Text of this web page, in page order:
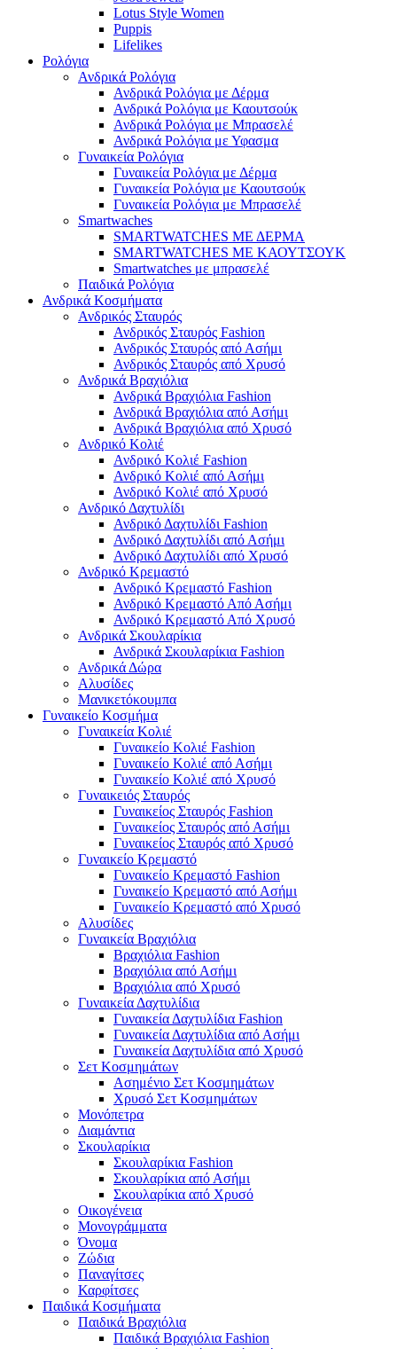
Lotus Style Women
Puppis
Lifelikes
Ρολόγια
Ανδρικά Ρολόγια
Ανδρικά Ρολόγια με Δέρμα
Ανδρικά Ρολόγια με Καουτσούκ
Ανδρικά Ρολόγια με Μπρασελέ
Ανδρικά Ρολόγια με Υφασμα
Γυναικεία Ρολόγια
Γυναικεία Ρολόγια με Δέρμα
Γυναικεία Ρολόγια με Καουτσούκ
Γυναικεία Ρολόγια με Μπρασελέ
Smartwaches
SMARTWATCHES ΜΕ ΔΕΡΜΑ
SMARTWATCHES ΜΕ ΚΑΟΥΤΣΟΥΚ
Smartwatches με μπρασελέ
Παιδικά Ρολόγια
Ανδρικά Κοσμήματα
Ανδρικός Σταυρός
Ανδρικός Σταυρός Fashion
Ανδρικός Σταυρός από Ασήμι
Ανδρικός Σταυρός από Χρυσό
Ανδρικά Βραχιόλια
Ανδρικά Βραχιόλια Fashion
Ανδρικά Βραχιόλια από Ασήμι
Ανδρικά Βραχιόλια από Χρυσό
Ανδρικό Κολιέ
Ανδρικό Κολιέ Fashion
Ανδρικό Κολιέ από Ασήμι
Ανδρικό Κολιέ από Χρυσό
Ανδρικό Δαχτυλίδι
Ανδρικό Δαχτυλίδι Fashion
Ανδρικό Δαχτυλίδι από Ασήμι
Ανδρικό Δαχτυλίδι από Χρυσό
Ανδρικό Κρεμαστό
Ανδρικό Κρεμαστό Fashion
Ανδρικό Κρεμαστό Από Ασήμι
Ανδρικό Κρεμαστό Από Χρυσό
Ανδρικά Σκουλαρίκια
Ανδρικά Σκουλαρίκια Fashion
Ανδρικά Δώρα
Αλυσίδες
Μανικετόκουμπα
Γυναικείο Κοσμήμα
Γυναικεία Κολιέ
Γυναικείο Κολιέ Fashion
Γυναικείο Κολιέ από Ασήμι
Γυναικείο Κολιέ από Χρυσό
Γυναικειός Σταυρός
Γυναικείος Σταυρός Fashion
Γυναικείος Σταυρός από Ασήμι
Γυναικείος Σταυρός από Χρυσό
Γυναικείο Κρεμαστό
Γυναικείο Κρεμαστό Fashion
Γυναικείο Κρεμαστό από Ασήμι
Γυναικείο Κρεμαστό από Χρυσό
Αλυσίδες
Γυναικεία Βραχιόλια
Βραχιόλια Fashion
Βραχιόλια από Ασήμι
Βραχιόλια από Χρυσό
Γυναικεία Δαχτυλίδια
Γυναικεία Δαχτυλίδια Fashion
Γυναικεία Δαχτυλίδια από Ασήμι
Γυναικεία Δαχτυλίδια από Χρυσό
Σετ Κοσμημάτων
Ασημένιο Σετ Κοσμημάτων
Χρυσό Σετ Κοσμημάτων
Μονόπετρα
Διαμάντια
Σκουλαρίκια
Σκουλαρίκια Fashion
Σκουλαρίκια από Ασήμι
Σκουλαρίκια από Χρυσό
Οικογένεια
Μονογράμματα
Όνομα
Ζώδια
Παναγίτσες
Καρφίτσες
Παιδικά Κοσμήματα
Παιδικά Βραχιόλια
Παιδικά Βραχιόλια Fashion